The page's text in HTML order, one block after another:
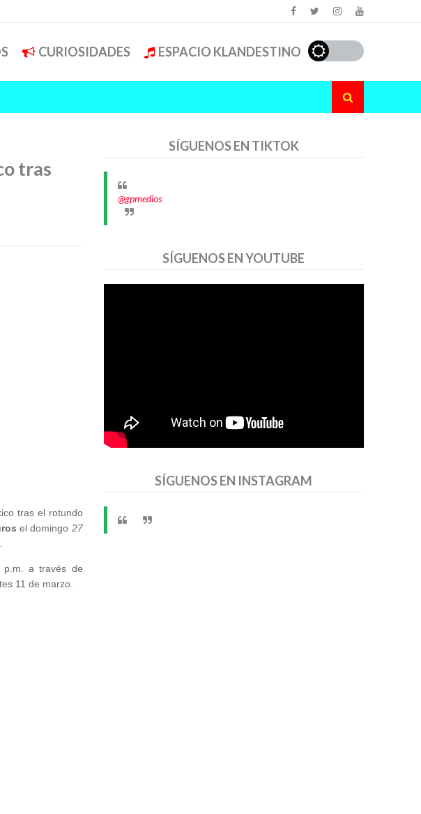
CURIOSIDADES ESPACIO KLANDESTINO
tras
tras el rotundo
el domingo 27
p.m. a través de
11 de marzo.
SÍGUENOS EN TIKTOK
@gpmedios
SÍGUENOS EN YOUTUBE
SÍGUENOS EN INSTAGRAM